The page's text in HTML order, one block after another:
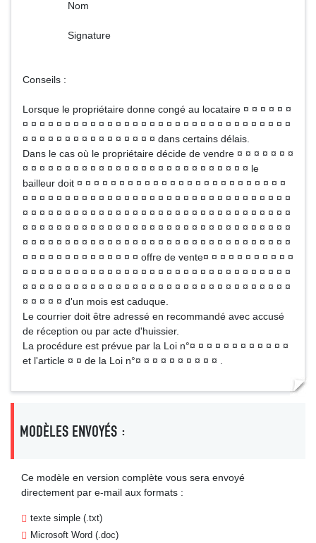
Nom
Signature
Conseils :
Lorsque le propriétaire donne congé au locataire ¤ ¤ ¤ ¤ ¤ ¤
¤ ¤ ¤ ¤ ¤ ¤ ¤ ¤ ¤ ¤ ¤ ¤ ¤ ¤ ¤ ¤ ¤ ¤ ¤ ¤ ¤ ¤ ¤ ¤ ¤ ¤ ¤ ¤ ¤ ¤ ¤ ¤
¤ ¤ ¤ ¤ ¤ ¤ ¤ ¤ ¤ ¤ ¤ ¤ ¤ ¤ ¤ ¤ dans certains délais.
Dans le cas où le propriétaire décide de vendre ¤ ¤ ¤ ¤ ¤ ¤ ¤
¤ ¤ ¤ ¤ ¤ ¤ ¤ ¤ ¤ ¤ ¤ ¤ ¤ ¤ ¤ ¤ ¤ ¤ ¤ ¤ ¤ ¤ ¤ ¤ ¤ ¤ ¤ le
bailleur doit ¤ ¤ ¤ ¤ ¤ ¤ ¤ ¤ ¤ ¤ ¤ ¤ ¤ ¤ ¤ ¤ ¤ ¤ ¤ ¤ ¤ ¤ ¤ ¤ ¤
¤ ¤ ¤ ¤ ¤ ¤ ¤ ¤ ¤ ¤ ¤ ¤ ¤ ¤ ¤ ¤ ¤ ¤ ¤ ¤ ¤ ¤ ¤ ¤ ¤ ¤ ¤ ¤ ¤ ¤ ¤ ¤
¤ ¤ ¤ ¤ ¤ ¤ ¤ ¤ ¤ ¤ ¤ ¤ ¤ ¤ ¤ ¤ ¤ ¤ ¤ ¤ ¤ ¤ ¤ ¤ ¤ ¤ ¤ ¤ ¤ ¤ ¤ ¤
¤ ¤ ¤ ¤ ¤ ¤ ¤ ¤ ¤ ¤ ¤ ¤ ¤ ¤ ¤ ¤ ¤ ¤ ¤ ¤ ¤ ¤ ¤ ¤ ¤ ¤ ¤ ¤ ¤ ¤ ¤ ¤
¤ ¤ ¤ ¤ ¤ ¤ ¤ ¤ ¤ ¤ ¤ ¤ ¤ ¤ ¤ ¤ ¤ ¤ ¤ ¤ ¤ ¤ ¤ ¤ ¤ ¤ ¤ ¤ ¤ ¤ ¤ ¤
¤ ¤ ¤ ¤ ¤ ¤ ¤ ¤ ¤ ¤ ¤ ¤ ¤ ¤ offre de vente¤ ¤ ¤ ¤ ¤ ¤ ¤ ¤ ¤ ¤ ¤
¤ ¤ ¤ ¤ ¤ ¤ ¤ ¤ ¤ ¤ ¤ ¤ ¤ ¤ ¤ ¤ ¤ ¤ ¤ ¤ ¤ ¤ ¤ ¤ ¤ ¤ ¤ ¤ ¤ ¤ ¤ ¤
¤ ¤ ¤ ¤ ¤ ¤ ¤ ¤ ¤ ¤ ¤ ¤ ¤ ¤ ¤ ¤ ¤ ¤ ¤ ¤ ¤ ¤ ¤ ¤ ¤ ¤ ¤ ¤ ¤ ¤ ¤ ¤
¤ ¤ ¤ ¤ ¤ d'un mois est caduque.
Le courrier doit être adressé en recommandé avec accusé
de réception ou par acte d'huissier.
La procédure est prévue par la Loi n°¤ ¤ ¤ ¤ ¤ ¤ ¤ ¤ ¤ ¤ ¤ ¤
et l'article ¤ ¤ de la Loi n°¤ ¤ ¤ ¤ ¤ ¤ ¤ ¤ ¤ ¤ .
MODÈLES ENVOYÉS :
Ce modèle en version complète vous sera envoyé
directement par e-mail aux formats :
texte simple (.txt)
Microsoft Word (.doc)